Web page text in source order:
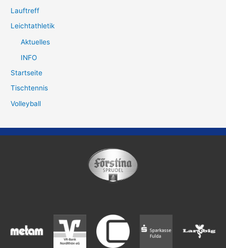
Lauftreff
Leichtathletik
Aktuelles
INFO
Startseite
Tischtennis
Volleyball